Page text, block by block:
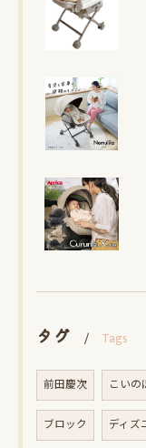
タグ Tags
前田慶次 こいの
ブロック ディズ